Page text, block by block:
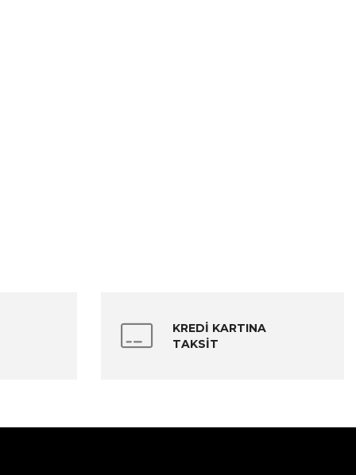
KREDİ KARTINA
TAKSİT